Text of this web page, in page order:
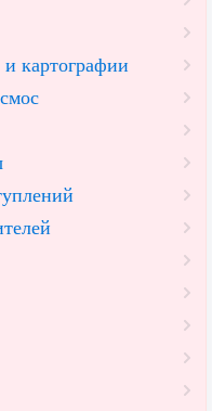
картографии